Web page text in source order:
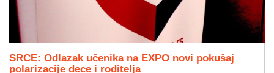
SRCE: Odlazak učenika na EXPO novi pokušaj
polarizacije dece i roditelja